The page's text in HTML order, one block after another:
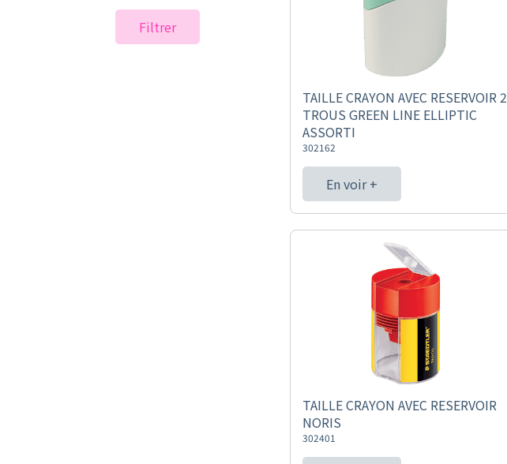
Filtrer
TAILLE CRAYON AVEC RESERVOIR 2
TROUS GREEN LINE ELLIPTIC
ASSORTI
302162
En voir +
TAILLE CRAYON AVEC RESERVOIR
NORIS
302401